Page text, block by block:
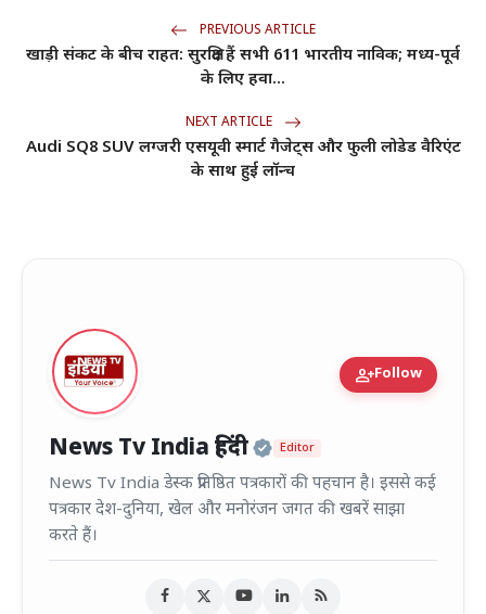
PREVIOUS ARTICLE
खाड़ी संकट के बीच राहत: सुरक्षित हैं सभी 611 भारतीय नाविक; मध्य-पूर्व
के लिए हवा...
NEXT ARTICLE
Audi SQ8 SUV लग्जरी एसयूवी स्मार्ट गैजेट्स और फुली लोडेड वैरिएंट
के साथ हुई लॉन्च
person_addFollow
News Tv India हिंदी Official | Verified
Editor
News Tv India डेस्क प्रतिष्ठित पत्रकारों की पहचान है। इससे कई
पत्रकार देश-दुनिया, खेल और मनोरंजन जगत की खबरें साझा
करते हैं।